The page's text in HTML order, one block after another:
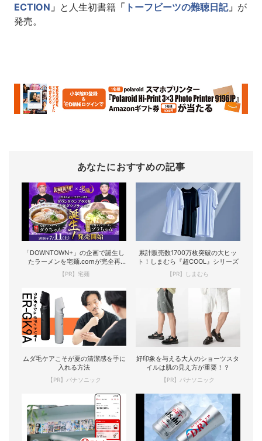
ECTION 」 と人生初書籍「 トーフビーツの難聴日記」 が
発売。
あなたにおすすめの記事
「DOWNTOWN+」の企画で誕生し
たラーメンを宅麺.comが完全再
現！
【PR】宅麺
累計販売数1700万枚突破の大ヒッ
ト！しまむら『超COOL』シリーズ
【PR】しまむら
ムダ毛ケアこそが夏の清潔感を手に
入れる方法
【PR】パナソニック
好印象を与える大人のショーツスタ
イルは肌の見え方が重要！？
【PR】パナソニック